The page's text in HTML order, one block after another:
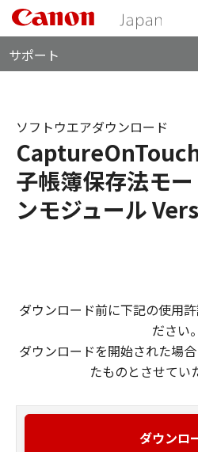
サポート
子帳簿保存法モ
ンモジュール
ソフトウエアダウンロード
ダウンロード前に下記の使用
ださい。
ダウンロードを開始された場
たものとさせてい
ダウンロ